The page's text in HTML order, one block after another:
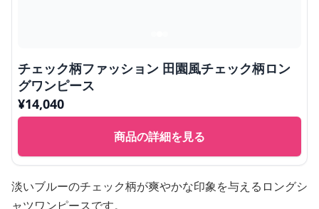
チェック柄ファッション 田園風チェック柄ロン
グワンピース
¥14,040
商品の詳細を見る
淡いブルーのチェック柄が爽やかな印象を与えるロングシ
ャツワンピースです。